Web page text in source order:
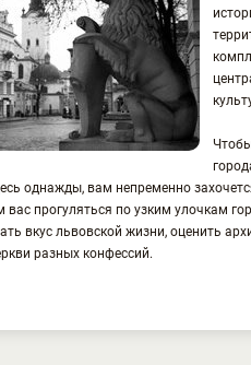
однажды, вам непременно
вас прогуляться по узким улочкам
вкус львовской жизни, оценить
разных конфессий.